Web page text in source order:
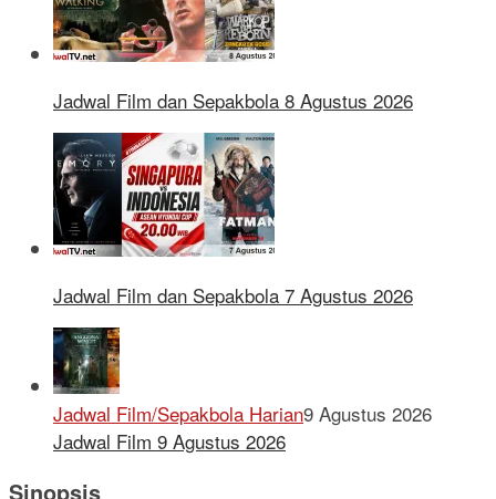
Jadwal Film dan Sepakbola 8 Agustus 2026
Jadwal Film dan Sepakbola 7 Agustus 2026
Jadwal Film/Sepakbola Harian9 Agustus 2026
Jadwal Film 9 Agustus 2026
Sinopsis